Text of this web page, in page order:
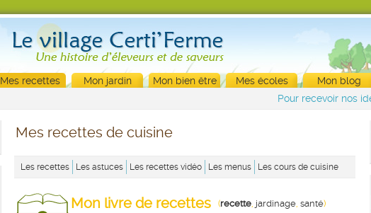
Mes recettes Mon jardin Mon bien être Mes écoles
Mon blog
Pour recevoir nos
Mes recettes de cuisine
Les recettes Les astuces Les recettes vidéo Les menus Les cours de cuisine
Mon livre de recettes (recette, jardinage, santé)